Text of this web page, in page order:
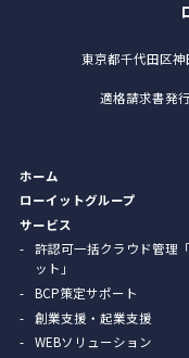
東京都千代田区神
適格請求書発
ホーム
ローイットグループ
サービス
許認可一括クラウド管理
ット」
BCP策定サポート
創業支援・起業支援
WEBソリューション